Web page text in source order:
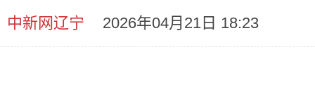
中新网辽宁 2026年04月21日 18:23